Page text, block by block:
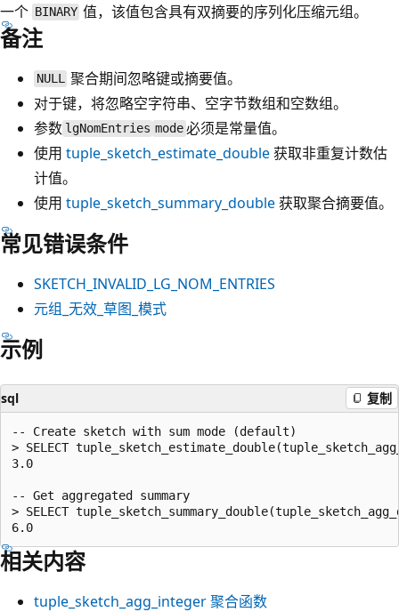
一个 BINARY 值，该值包含具有双摘要的序列化压缩元组。
备注
NULL 聚合期间忽略键或摘要值。
对于键，将忽略空字符串、空字节数组和空数组。
参数 lgNomEntries mode必须是常量值。
使用 tuple_sketch_estimate_double获取非重复计数估
计值。
使用 tuple_sketch_summary_double获取聚合摘要值。
常见错误条件
SKETCH_INVALID_LG_NOM_ENTRIES
元组_无效_草图_模式
示例
sql 复制
-- Create sketch with sum mode (default)
> SELECT
3.0
-- Get aggregated summary
> SELECT
相关内容
tuple_sketch_agg_integer聚合函数